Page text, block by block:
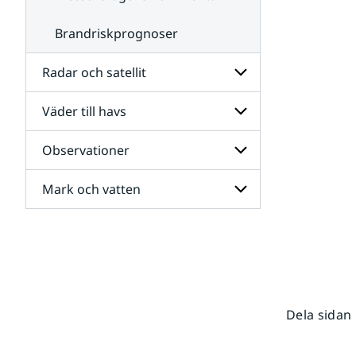
Brandriskprognoser
Radar och satellit
Undersidor
för
Radar
och
satellit
Väder till havs
Undersidor
för
Väder
till
havs
Observationer
Undersidor
för
Mark och vatten
Dela sidan